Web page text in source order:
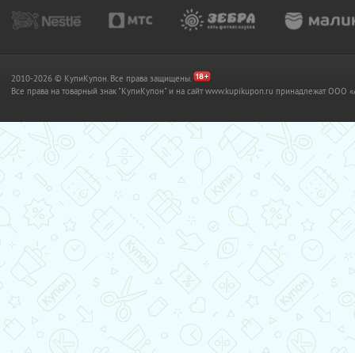
2010-2026 © КупиКупон. Все права защищены.
Все права на товарный знак "КупиКупон" и на сайт www.kupikupon.ru принадлежат